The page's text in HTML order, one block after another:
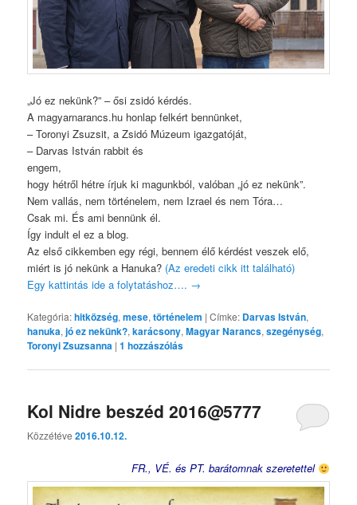
„Jó ez nekünk?” – ősi zsidó kérdés.
A magyarnarancs.hu honlap felkért bennünket,
– Toronyi Zsuzsit, a Zsidó Múzeum igazgatóját,
– Darvas István rabbit és
engem,
hogy hétről hétre írjuk ki magunkból, valóban „jó ez nekünk”.
Nem vallás, nem történelem, nem Izrael és nem Tóra…
Csak mi. És ami bennünk él.
Így indult el ez a blog.
Az első cikkemben egy régi, bennem élő kérdést veszek elő,
miért is jó nekünk a Hanuka? (Az eredeti cikk itt található)
Egy kattintás ide a folytatáshoz…. →
Kategória:hitközség,mese,történelem |Címke: Darvas István,
hanuka,jó ez nekünk?,karácsony,Magyar Narancs,szegénység,
Toronyi Zsuzsanna |1 hozzászólás
Kol Nidre beszéd 2016@5777
Közzétéve2016.10.12.
FR., VÉ. és PT. barátomnak szeretettel